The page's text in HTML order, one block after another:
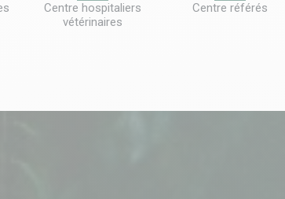
Centre hospitaliers
vétérinaires
Centre référés